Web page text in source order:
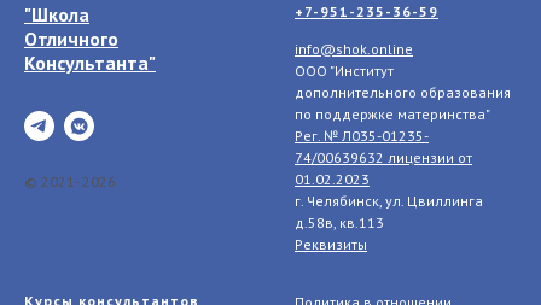
"Школа
Отличного
Консультанта"
© 2021- 2026
+7-951-235-36-59
info@shok.online
ООО "Институт
дополнительного образования
по поддержке материнства"
Рег. № Л035-01235-
74/00639632 лицензии от
01.02.2023
г. Челябинск, ул. Цвиллинга
д.58в, кв.113
Реквизиты
Курсы консультантов